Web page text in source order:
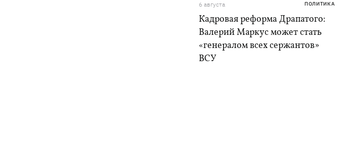
6 августа ПОЛИТИКА
Кадровая реформа Драпатого:
Валерий Маркус может стать
«генералом всех сержантов»
ВСУ